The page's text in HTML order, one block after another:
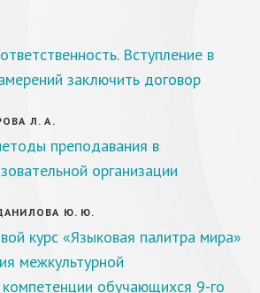
Вступление в
заключить договор
Л. А.
преподавания в
организации
Ю. Ю.
курс «Языковая палитра мира»
межкультурной
обучающихся 9-го